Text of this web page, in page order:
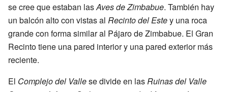
se cree que estaban lasAves de Zimbabue. También hay
un balcón alto con vistas al Recinto del Estey una roca
grande con forma similar al Pájaro de Zimbabue. El Gran
Recinto tiene una pared interior y una pared exterior más
reciente.
El Complejo del Vallese divide en las Ruinas del Valle